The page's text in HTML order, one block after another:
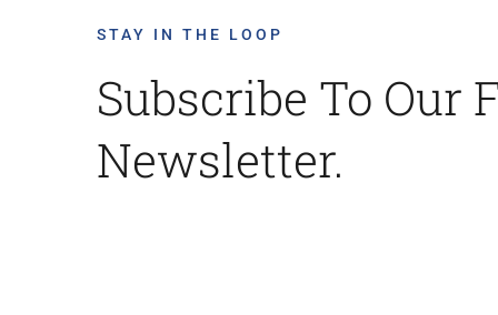
STAY IN THE LOOP
Subscribe To Our
Newsletter.